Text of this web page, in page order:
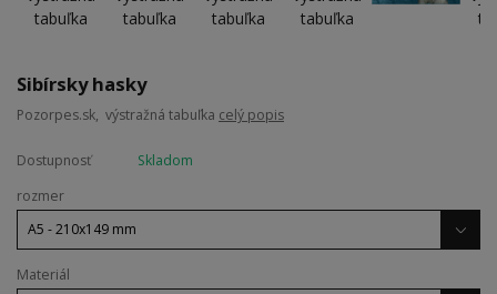
Sibírsky hasky
Pozorpes.sk, výstražná tabuľka celý popis
Dostupnosť
Skladom
rozmer
Materiál